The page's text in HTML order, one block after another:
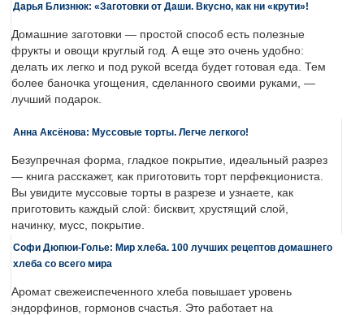
Дарья Близнюк: «Заготовки от Даши. Вкусно, как ни «крути»!
Домашние заготовки — простой способ есть полезные
фрукты и овощи круглый год. А еще это очень удобно:
делать их легко и под рукой всегда будет готовая еда. Тем
более баночка угощения, сделанного своими руками, —
лучший подарок.
Анна Аксёнова: Муссовые торты. Легче легкого!
Безупречная форма, гладкое покрытие, идеальный разрез
— книга расскажет, как приготовить торт перфекциониста.
Вы увидите муссовые торты в разрезе и узнаете, как
приготовить каждый слой: бисквит, хрустящий слой,
начинку, мусс, покрытие.
Софи Дюпюи-Голье: Мир хлеба. 100 лучших рецептов домашнего
хлеба со всего мира
Аромат свежеиспеченного хлеба повышает уровень
эндорфинов, гормонов счастья. Это работает на